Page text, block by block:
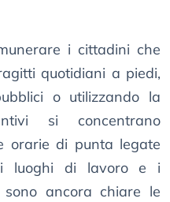
i cittadini che
quotidiani a piedi,
o utilizzando la
si concentrano
orarie di punta legate
i luoghi di lavoro e i
sono ancora chiare le